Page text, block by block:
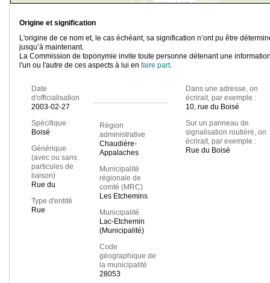
Origine et signification
L'origine de ce nom et, le cas échéant, sa signification n’ont pu être
jusqu’à maintenant.
La Commission de toponymie invite toute personne détenant une
l'un ou l'autre de ces aspects à lui en faire part.
Date
d'officialisation
2003-02-27
Spécifique
Boisé
Générique
(avec ou sans
particules de
liaison)
Rue du
Type d'entité
Rue
Région
administrative
Chaudière-
Appalaches
Municipalité
régionale de
comté (MRC)
Les Etchemins
Municipalité
Lac-Etchemin
(Municipalité)
Code
géographique de
la municipalité
28053
Dans une adresse, on
écrirait, par exemple :
10, rue du Boisé
Sur un panneau de
signalisation routière, on
écrirait, par exemple :
Rue du Boisé